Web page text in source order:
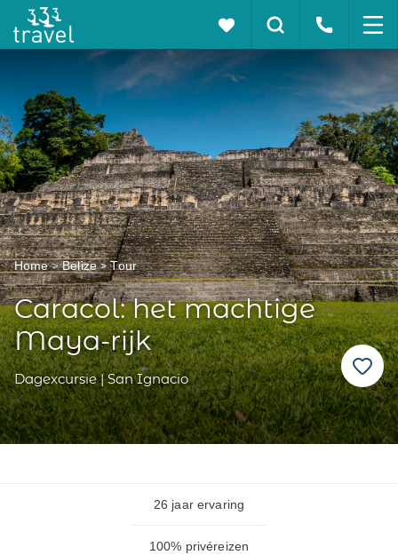
Home Belize Tour
Caracol: het machtige
Maya-rijk
Dagexcursie | San Ignacio
26 jaar ervaring
100% privéreizen